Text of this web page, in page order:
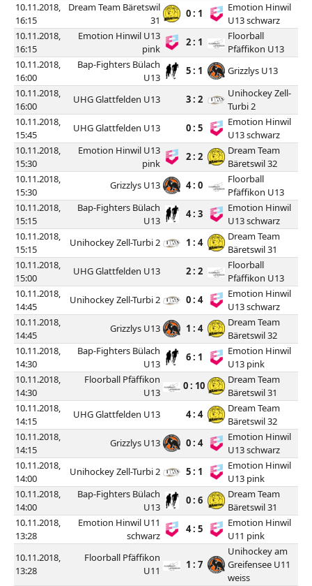
10.11.2018,
16:15
Dream Team Bäretswil
31
0 : 1
Emotion Hinwil
U13 schwarz
10.11.2018,
16:15
Emotion Hinwil U13
pink
2 : 1
Floorball
Pfäffikon U13
10.11.2018,
16:00
Bap-Fighters Bülach
U13
5 : 1
Grizzlys U13
10.11.2018,
16:00
UHG Glattfelden U13 3 : 2
Unihockey Zell-
Turbi 2
10.11.2018,
15:45
UHG Glattfelden U13 0 : 5
Emotion Hinwil
U13 schwarz
10.11.2018,
15:30
Emotion Hinwil U13
pink
2 : 2
Dream Team
Bäretswil 32
10.11.2018,
15:30
Grizzlys U13 4 : 0
Floorball
Pfäffikon U13
10.11.2018,
15:15
Bap-Fighters Bülach
U13
4 : 3
Emotion Hinwil
U13 schwarz
10.11.2018,
15:15
Unihockey Zell-Turbi 2 1 : 4
Dream Team
Bäretswil 31
10.11.2018,
15:00
UHG Glattfelden U13 2 : 2
Floorball
Pfäffikon U13
10.11.2018,
14:45
Unihockey Zell-Turbi 2 0 : 4
Emotion Hinwil
U13 schwarz
10.11.2018,
14:45
Grizzlys U13 1 : 4
Dream Team
Bäretswil 32
10.11.2018,
14:30
Bap-Fighters Bülach
U13
6 : 1
Emotion Hinwil
U13 pink
10.11.2018,
14:30
Floorball Pfäffikon
U13
0 : 10
Dream Team
Bäretswil 31
10.11.2018,
14:15
UHG Glattfelden U13 4 : 4
Dream Team
Bäretswil 32
10.11.2018,
14:15
Grizzlys U13 0 : 4
Emotion Hinwil
U13 schwarz
10.11.2018,
14:00
Unihockey Zell-Turbi 2 5 : 1
Emotion Hinwil
U13 pink
10.11.2018,
14:00
Bap-Fighters Bülach
U13
0 : 6
Dream Team
Bäretswil 31
10.11.2018,
13:28
Emotion Hinwil U11
schwarz
4 : 5
Emotion Hinwil
U11 pink
10.11.2018,
13:28
Floorball Pfäffikon
U11
1 : 7
Unihockey am
Greifensee U11
weiss